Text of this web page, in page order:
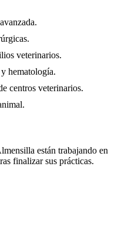
veterinarios.
hematología.
centros veterinarios.
están trabajando en
finalizar sus prácticas.